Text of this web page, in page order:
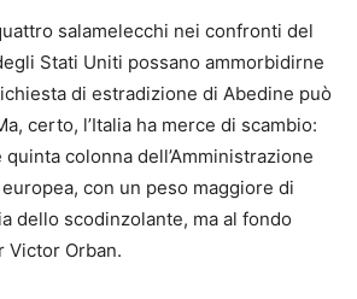
salamelecchi nei confronti del
Stati Uniti possano ammorbidirne
di estradizione di Abedine può
certo, l’Italia ha merce di scambio:
colonna dell’Amministrazione
con un peso maggiore di
dello scodinzolante, ma al fondo
Victor Orban.